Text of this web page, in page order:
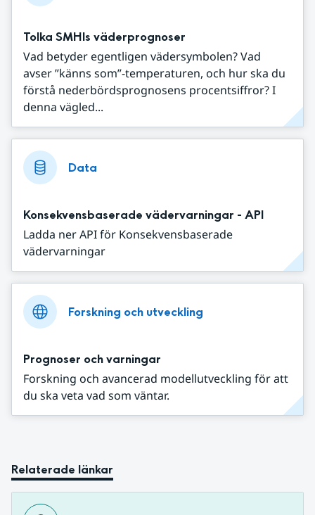
Tolka SMHIs väderprognoser
Vad betyder egentligen vädersymbolen? Vad
avser ”känns som”-temperaturen, och hur ska du
förstå nederbördsprognosens procentsiffror? I
denna vägled...
Data
Konsekvensbaserade vädervarningar - API
Ladda ner API för Konsekvensbaserade
vädervarningar
Forskning och utveckling
Prognoser och varningar
Forskning och avancerad modellutveckling för att
du ska veta vad som väntar.
Relaterade länkar